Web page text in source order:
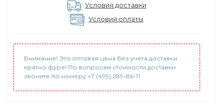
Условия доставки
Условия оплаты
Внимание! Это оптовая цена без учета доставки
кратно фуре! По вопросам стоимости доставки
звоните по номеру +7 (499) 289-86-11